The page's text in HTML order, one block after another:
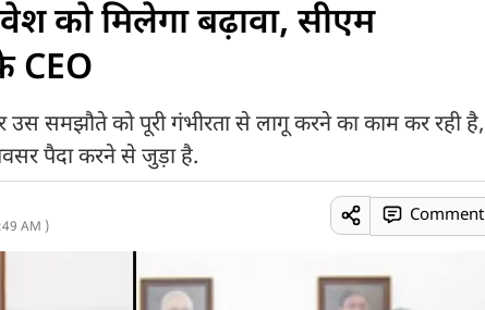
को मिलेगा बढ़ावा, सीएम
CEO
समझौते को पूरी गंभीरता से लागू करने का काम कर रही है,
पैदा करने से जुड़ा है.
AM )
Comment